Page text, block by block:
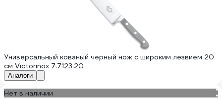
Универсальный кованый черный нож с широким лезвием 20
см Victorinox 7.7123.20
Аналоги
Нет в наличии